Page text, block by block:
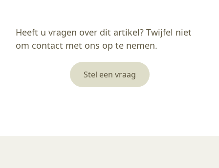
Heeft u vragen over dit artikel? Twijfel niet
om contact met ons op te nemen.
Stel een vraag